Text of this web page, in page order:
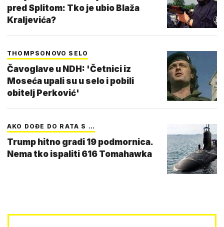
pred Splitom: Tko je ubio Blaža
Kraljevića?
THOMPSONOVO SELO
Čavoglave u NDH: 'Četnici iz
Moseća upali su u selo i pobili
obitelj Perković'
AKO DOĐE DO RATA S …
Trump hitno gradi 19 podmornica.
Nema tko ispaliti 616 Tomahawka